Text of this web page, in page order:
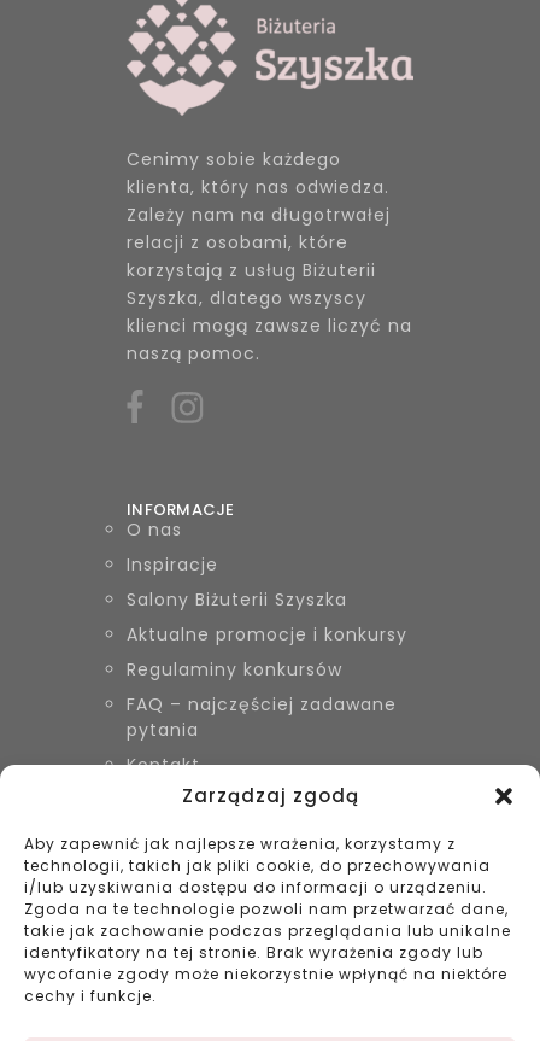
Zarządzaj zgodą
Aby zapewnić jak najlepsze wrażenia, korzystamy z
technologii, takich jak pliki cookie, do przechowywania
i/lub uzyskiwania dostępu do informacji o urządzeniu.
Zgoda na te technologie pozwoli nam przetwarzać dane,
takie jak zachowanie podczas przeglądania lub unikalne
identyfikatory na tej stronie. Brak wyrażenia zgody lub
wycofanie zgody może niekorzystnie wpłynąć na niektóre
cechy i funkcje.
Cenimy sobie każdego
klienta, który nas odwiedza.
Zależy nam na długotrwałej
relacji z osobami, które
korzystają z usług Biżuterii
Szyszka, dlatego wszyscy
klienci mogą zawsze liczyć na
naszą pomoc.
INFORMACJE
O nas
Inspiracje
Salony Biżuterii Szyszka
Aktualne promocje i konkursy
Regulaminy konkursów
FAQ – najczęściej zadawane
pytania
Kontakt
KONTAKT
Biżuteria Szyszka Sieradz,
Zduńska Wola, Łask
799 038 980
43 695 80 11
kontakt@bizuteriaszyszka.pl